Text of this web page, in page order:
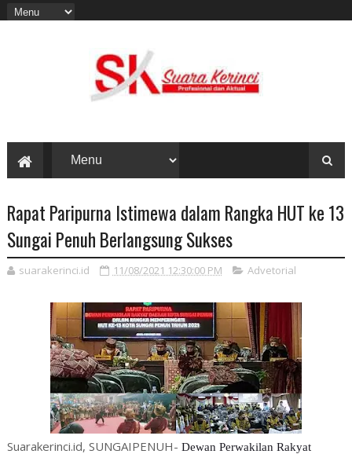
Rapat Paripurna Istimewa dalam Rangka HUT ke 13
Sungai Penuh Berlangsung Sukses
suarakerinci.id 11/08/2021 12:30:00 PM Advetorial
Suarakerinci.id, SUNGAIPENUH- Dewan Perwakilan Rakyat